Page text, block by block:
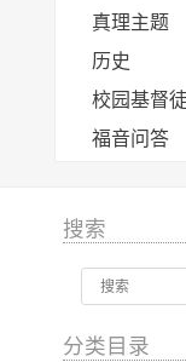
真理主题
历史
校园基督
福音问答
搜索
分类目录